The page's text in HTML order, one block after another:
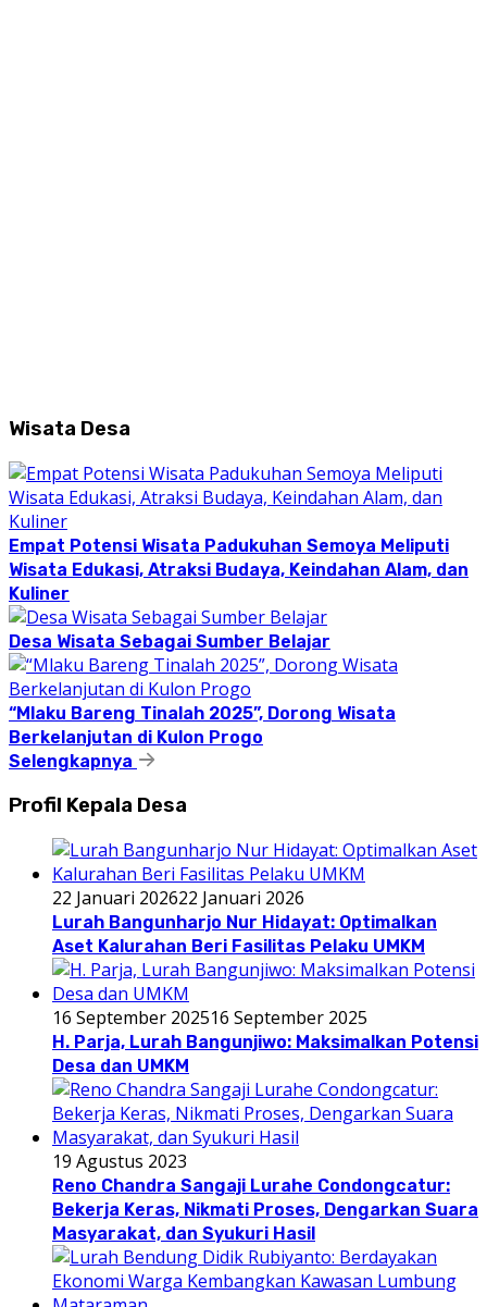
Wisata Desa
Empat Potensi Wisata Padukuhan Semoya Meliputi
Wisata Edukasi, Atraksi Budaya, Keindahan Alam, dan
Kuliner
Desa Wisata Sebagai Sumber Belajar
“Mlaku Bareng Tinalah 2025”, Dorong Wisata
Berkelanjutan di Kulon Progo
Selengkapnya
Profil Kepala Desa
22 Januari 202622 Januari 2026
Lurah Bangunharjo Nur Hidayat: Optimalkan
Aset Kalurahan Beri Fasilitas Pelaku UMKM
16 September 202516 September 2025
H. Parja, Lurah Bangunjiwo: Maksimalkan Potensi
Desa dan UMKM
19 Agustus 2023
Reno Chandra Sangaji Lurahe Condongcatur:
Bekerja Keras, Nikmati Proses, Dengarkan Suara
Masyarakat, dan Syukuri Hasil